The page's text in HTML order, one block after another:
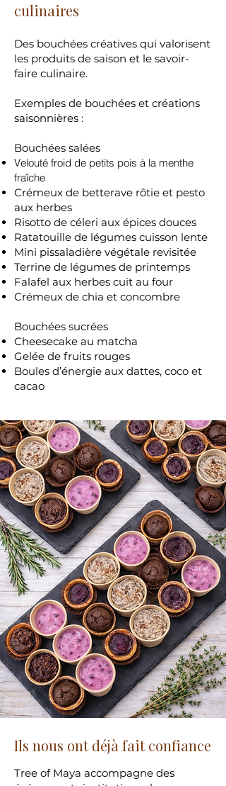
culinaires
Des bouchées créatives qui valorisent
les produits de saison et le savoir-
faire culinaire.
Exemples de bouchées et créations
saisonnières :
Bouchées salées
Velouté froid de petits pois à la menthe
fraîche
Crémeux de betterave rôtie et pesto
aux herbes
Risotto de céleri aux épices douces
Ratatouille de légumes cuisson lente
Mini pissaladière végétale revisitée
Terrine de légumes de printemps
Falafel aux herbes cuit au four
Crémeux de chia et concombre
Bouchées sucrées
Cheesecake au matcha
Gelée de fruits rouges
Boules d’énergie aux dattes, coco et
cacao
Ils nous ont déjà fait confiance
Tree of Maya accompagne des